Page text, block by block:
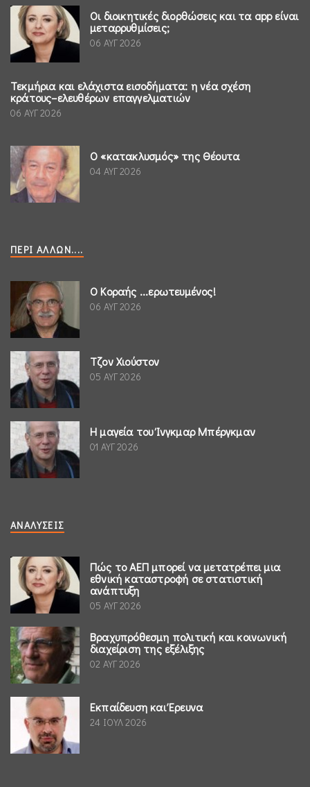
Οι διοικητικές διορθώσεις και τα app είναι
μεταρρυθμίσεις;
06 ΑΥΓ 2026
Τεκμήρια και ελάχιστα εισοδήματα: η νέα σχέση
κράτους–ελευθέρων επαγγελματιών
06 ΑΥΓ 2026
Ο «κατακλυσμός» της Θέουτα
04 ΑΥΓ 2026
ΠΕΡΊ ΆΛΛΩΝ....
Ο Κοραής ...ερωτευμένος!
06 ΑΥΓ 2026
Τζον Χιούστον
05 ΑΥΓ 2026
Η μαγεία του Ίνγκμαρ Μπέργκμαν
01 ΑΥΓ 2026
ΑΝΑΛΎΣΕΙΣ
Πώς το ΑΕΠ μπορεί να μετατρέπει μια
εθνική καταστροφή σε στατιστική
ανάπτυξη
05 ΑΥΓ 2026
Βραχυπρόθεσμη πολιτική και κοινωνική
διαχείριση της εξέλιξης
02 ΑΥΓ 2026
Εκπαίδευση και Έρευνα
24 ΙΟΥΛ 2026